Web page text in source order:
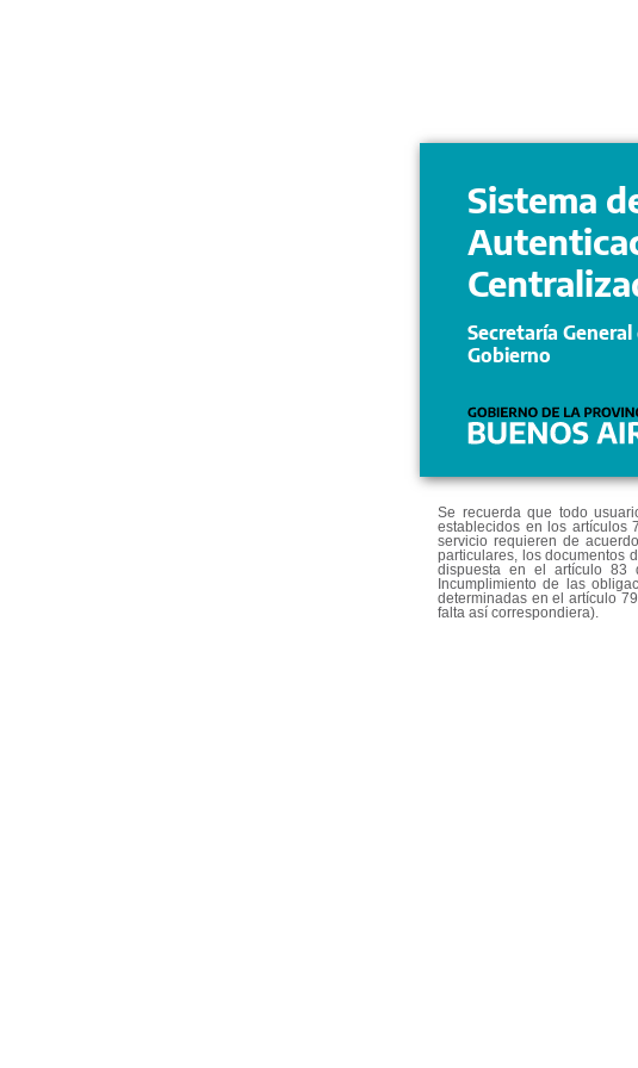
Sistema
Secretaría General
Gobierno
Se recuerda que todo
establecidos en los artículos
servicio requieren de
particulares, los documentos
dispuesta en el artículo 83
Incumplimiento de las
determinadas en el artículo
falta así correspondiera).